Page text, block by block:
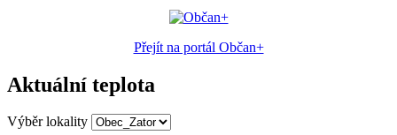
Přejít na portál Občan+
Aktuální teplota
Výběr lokality